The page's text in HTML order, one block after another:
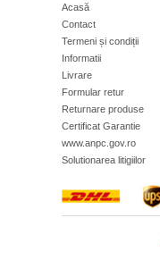
Acasă
Contact
Termeni și condiții
Informatii
Livrare
Formular retur
Returnare produse
Certificat Garantie
www.anpc.gov.ro
Solutionarea litigiilor